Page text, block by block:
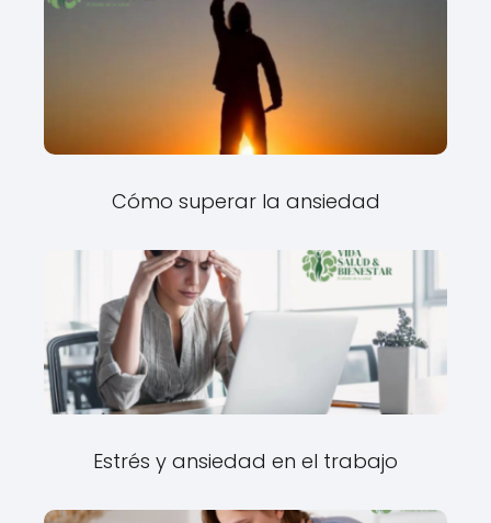
Cómo superar la ansiedad
Estrés y ansiedad en el trabajo